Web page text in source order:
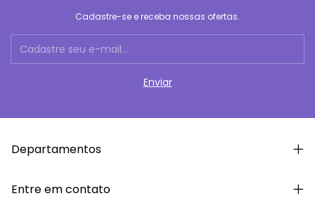
Cadastre-se e receba nossas ofertas.
Departamentos
Entre em contato